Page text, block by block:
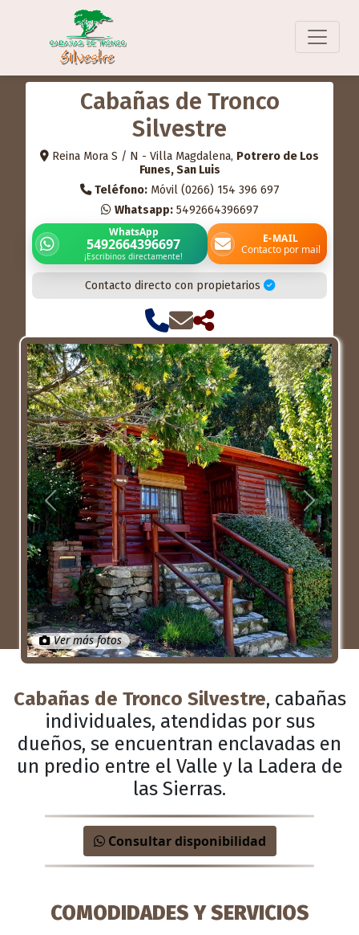
Cabañas de Tronco
Silvestre
Reina Mora S / N - Villa Magdalena, Potrero de Los
Funes, San Luis
Teléfono:Móvil (0266) 154 396 697
Whatsapp:5492664396697
WhatsApp
5492664396697
¡Escribinos directamente!
E-MAIL
Contacto por mail
Contacto directo con propietarios
Anterior Próximo
Ver más fotos
Cabañas de Tronco Silvestre, cabañas
individuales, atendidas por sus
dueños, se encuentran enclavadas en
un predio entre el Valle y la Ladera de
las Sierras.
Consultar disponibilidad
COMODIDADES Y SERVICIOS